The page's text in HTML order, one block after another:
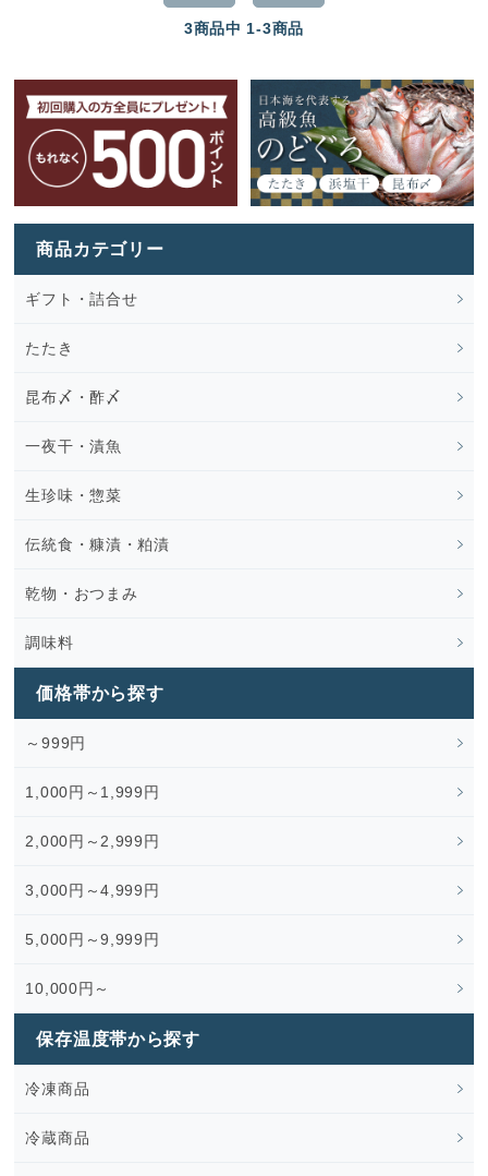
3商品中 1-3商品
商品カテゴリー
ギフト・詰合せ
たたき
昆布〆・酢〆
一夜干・漬魚
生珍味・惣菜
伝統食・糠漬・粕漬
乾物・おつまみ
調味料
価格帯から探す
～999円
1,000円～1,999円
2,000円～2,999円
3,000円～4,999円
5,000円～9,999円
10,000円～
保存温度帯から探す
冷凍商品
冷蔵商品